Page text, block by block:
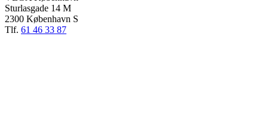
Sturlasgade 14 M
2300 København S
Tlf. 61 46 33 87